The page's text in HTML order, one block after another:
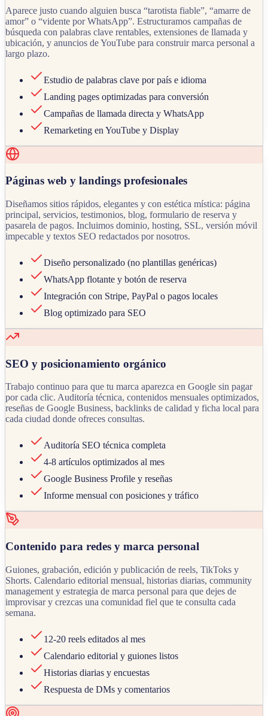
Aparece justo cuando alguien busca “tarotista fiable”, “amarre de
amor” o “vidente por WhatsApp”. Estructuramos campañas de
búsqueda con palabras clave rentables, extensiones de llamada y
ubicación, y anuncios de YouTube para construir marca personal a
largo plazo.
Estudio de palabras clave por país e idioma
Landing pages optimizadas para conversión
Campañas de llamada directa y WhatsApp
Remarketing en YouTube y Display
Páginas web y landings profesionales
Diseñamos sitios rápidos, elegantes y con estética mística: página
principal, servicios, testimonios, blog, formulario de reserva y
pasarela de pagos. Incluimos dominio, hosting, SSL, versión móvil
impecable y textos SEO redactados por nosotros.
Diseño personalizado (no plantillas genéricas)
WhatsApp flotante y botón de reserva
Integración con Stripe, PayPal o pagos locales
Blog optimizado para SEO
SEO y posicionamiento orgánico
Trabajo continuo para que tu marca aparezca en Google sin pagar
por cada clic. Auditoría técnica, contenidos mensuales optimizados,
reseñas de Google Business, backlinks de calidad y ficha local para
cada ciudad donde ofreces consultas.
Auditoría SEO técnica completa
4-8 artículos optimizados al mes
Google Business Profile y reseñas
Informe mensual con posiciones y tráfico
Contenido para redes y marca personal
Guiones, grabación, edición y publicación de reels, TikToks y
Shorts. Calendario editorial mensual, historias diarias, community
management y estrategia de marca personal para que dejes de
improvisar y crezcas una comunidad fiel que te consulta cada
semana.
12-20 reels editados al mes
Calendario editorial y guiones listos
Historias diarias y encuestas
Respuesta de DMs y comentarios